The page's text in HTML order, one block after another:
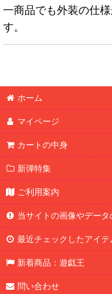
一商品でも外装の仕
す。
ホーム
マイページ
カートの中身
新弾特集
ご利用案内
当サイトの画像やデータ
最近チェックしたアイテ
新着商品：遊戯王
問い合わせ